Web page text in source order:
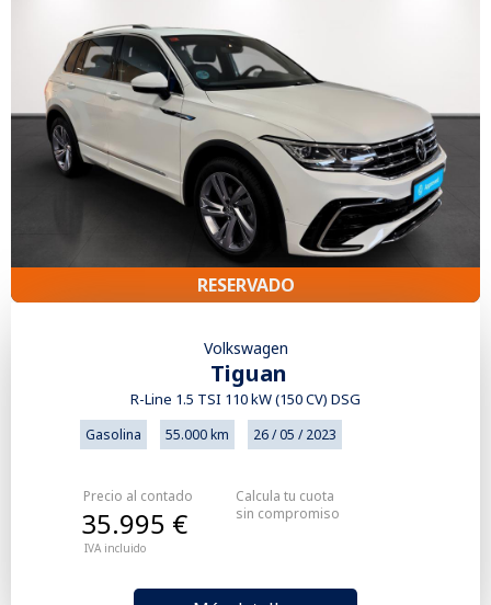
RESERVADO
Volkswagen
Tiguan
R-Line 1.5 TSI 110 kW (150 CV) DSG
Gasolina 55.000 km 26 / 05 / 2023
Precio al contado
IVA incluido
35.995 €
Calcula tu cuota
sin compromiso